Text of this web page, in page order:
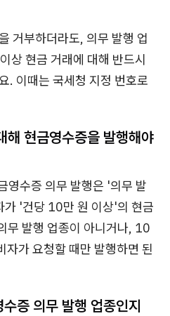
거부하더라도, 의무 발행 업
상 현금 거래에 대해 반드시
. 이때는 국세청 지정 번호로
현금영수증을 발행해야
영수증 의무 발행은 '의무 발
가 '건당 10만 원 이상'의 현금
무 발행 업종이 아니거나, 10
자가 요청할 때만 발행하면 된
증 의무 발행 업종인지